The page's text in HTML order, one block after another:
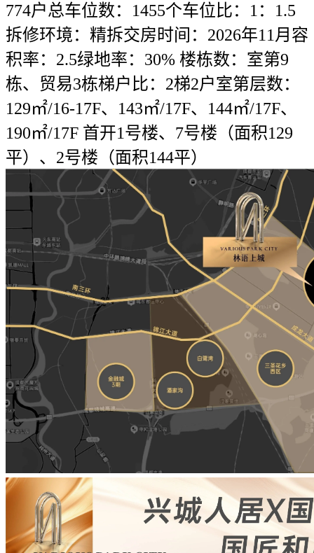
774户总车位数：1455个车位比：1：1.5
拆修环境：精拆交房时间：2026年11月容
积率：2.5绿地率：30% 楼栋数：室第9
栋、贸易3栋梯户比：2梯2户室第层数：
129㎡/16-17F、143㎡/17F、144㎡/17F、
190㎡/17F 首开1号楼、7号楼（面积129
平）、2号楼（面积144平）